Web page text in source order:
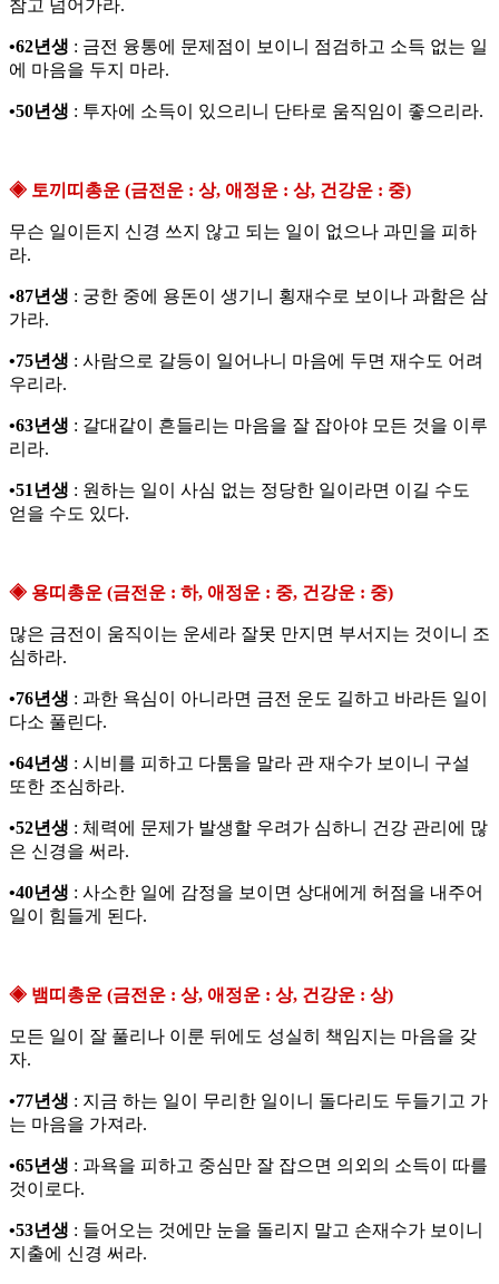
참고 넘어가라.
•62년생 : 금전 융통에 문제점이 보이니 점검하고 소득 없는 일
에 마음을 두지 마라.
•50년생 : 투자에 소득이 있으리니 단타로 움직임이 좋으리라.
◈ 토끼띠총운 (금전운 : 상, 애정운 : 상, 건강운 : 중)
무슨 일이든지 신경 쓰지 않고 되는 일이 없으나 과민을 피하
라.
•87년생 : 궁한 중에 용돈이 생기니 횡재수로 보이나 과함은 삼
가라.
•75년생 : 사람으로 갈등이 일어나니 마음에 두면 재수도 어려
우리라.
•63년생 : 갈대같이 흔들리는 마음을 잘 잡아야 모든 것을 이루
리라.
•51년생 : 원하는 일이 사심 없는 정당한 일이라면 이길 수도
얻을 수도 있다.
◈ 용띠총운 (금전운 : 하, 애정운 : 중, 건강운 : 중)
많은 금전이 움직이는 운세라 잘못 만지면 부서지는 것이니 조
심하라.
•76년생 : 과한 욕심이 아니라면 금전 운도 길하고 바라든 일이
다소 풀린다.
•64년생 : 시비를 피하고 다툼을 말라 관 재수가 보이니 구설
또한 조심하라.
•52년생 : 체력에 문제가 발생할 우려가 심하니 건강 관리에 많
은 신경을 써라.
•40년생 : 사소한 일에 감정을 보이면 상대에게 허점을 내주어
일이 힘들게 된다.
◈ 뱀띠총운 (금전운 : 상, 애정운 : 상, 건강운 : 상)
모든 일이 잘 풀리나 이룬 뒤에도 성실히 책임지는 마음을 갖
자.
•77년생 : 지금 하는 일이 무리한 일이니 돌다리도 두들기고 가
는 마음을 가져라.
•65년생 : 과욕을 피하고 중심만 잘 잡으면 의외의 소득이 따를
것이로다.
•53년생 : 들어오는 것에만 눈을 돌리지 말고 손재수가 보이니
지출에 신경 써라.